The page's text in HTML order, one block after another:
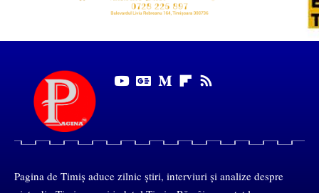
Pagina de Timiș aduce zilnic știri, interviuri și analize despre